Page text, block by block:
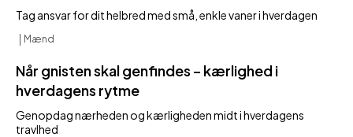
Tag ansvar for dit helbred med små, enkle vaner i hverdagen
Mænd
Når gnisten skal genfindes – kærlighed i
hverdagens rytme
Genopdag nærheden og kærligheden midt i hverdagens
travlhed